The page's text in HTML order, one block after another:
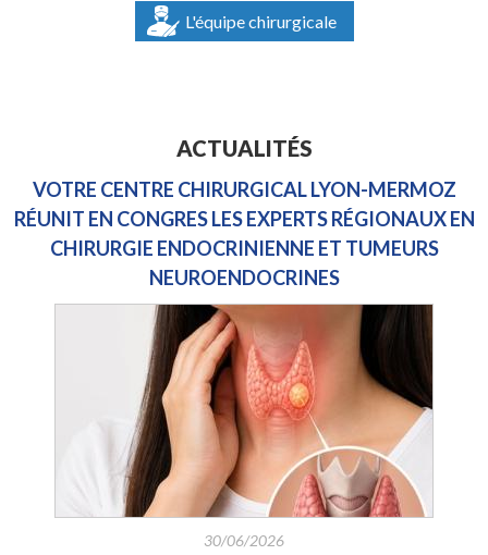
L'équipe chirurgicale
ACTUALITÉS
VOTRE CENTRE CHIRURGICAL LYON-MERMOZ
RÉUNIT EN CONGRES LES EXPERTS RÉGIONAUX EN
CHIRURGIE ENDOCRINIENNE ET TUMEURS
NEUROENDOCRINES
30/06/2026